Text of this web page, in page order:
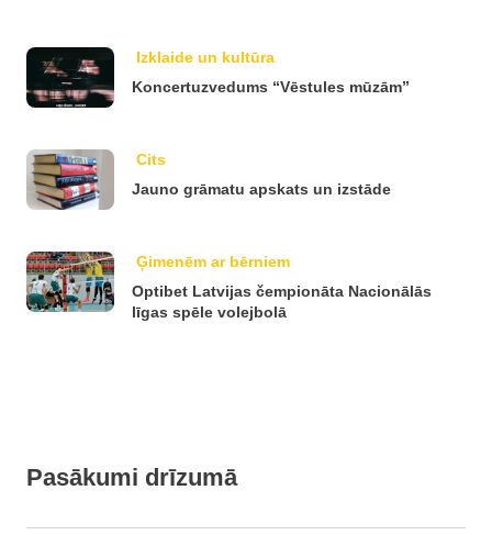
Izklaide un kultūra
Koncertuzvedums “Vēstules mūzām”
Cits
Jauno grāmatu apskats un izstāde
Ģimenēm ar bērniem
Optibet Latvijas čempionāta Nacionālās
līgas spēle volejbolā
Pasākumi drīzumā